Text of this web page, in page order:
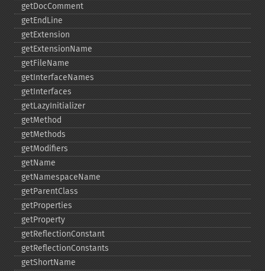
getDocComment
getEndLine
getExtension
getExtensionName
getFileName
getInterfaceNames
getInterfaces
getLazyInitializer
getMethod
getMethods
getModifiers
getName
getNamespaceName
getParentClass
getProperties
getProperty
getReflectionConstant
getReflectionConstants
getShortName